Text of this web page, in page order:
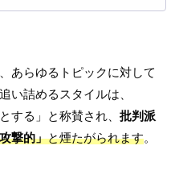
あらゆるトピックに対して
い詰めるスタイルは、
する」と称賛され、 批判派
撃的」と煙たがられます。